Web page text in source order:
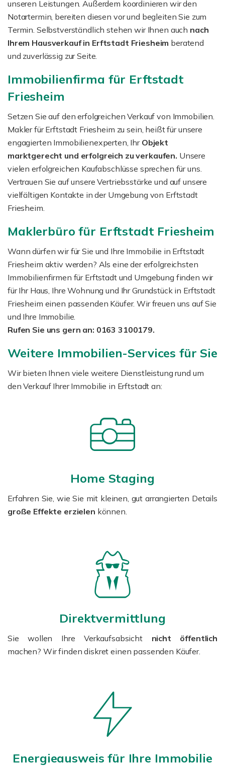
unseren Leistungen. Außerdem koordinieren wir den
Notartermin, bereiten diesen vor und begleiten Sie zum
Termin. Selbstverständlich stehen wir Ihnen auch nach
Ihrem Hausverkauf in Erftstadt Friesheim beratend
und zuverlässig zur Seite.
Immobilienfirma für Erftstadt
Friesheim
Setzen Sie auf den erfolgreichen Verkauf von Immobilien.
Makler für Erftstadt Friesheim zu sein, heißt für unsere
engagierten Immobilienexperten, Ihr Objekt
marktgerecht und erfolgreich zu verkaufen. Unsere
vielen erfolgreichen Kaufabschlüsse sprechen für uns.
Vertrauen Sie auf unsere Vertriebsstärke und auf unsere
vielfältigen Kontakte in der Umgebung von Erftstadt
Friesheim.
Maklerbüro für Erftstadt Friesheim
Wann dürfen wir für Sie und Ihre Immobilie in Erftstadt
Friesheim aktiv werden? Als eine der erfolgreichsten
Immobilienfirmen für Erftstadt und Umgebung finden wir
für Ihr Haus, Ihre Wohnung und Ihr Grundstück in Erftstadt
Friesheim einen passenden Käufer. Wir freuen uns auf Sie
und Ihre Immobilie.
Rufen Sie uns gern an: 0163 3100179.
Weitere Immobilien-Services für Sie
Wir bieten Ihnen viele weitere Dienstleistung rund um
den Verkauf Ihrer Immobilie in Erftstadt an:
Home Staging
Erfahren Sie, wie Sie mit kleinen, gut arrangierten Details
große Effekte erzielen können.
Direktvermittlung
Sie wollen Ihre Verkaufsabsicht nicht öffentlich
machen? Wir finden diskret einen passenden Käufer.
Energieausweis für Ihre Immobilie